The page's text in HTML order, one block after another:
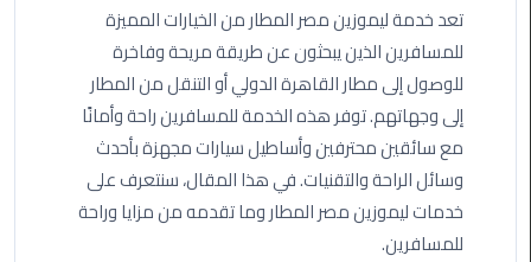
الاسكندرية
ليموزين
القاهرة
مطار
العرب
تعد خدمة ليموزين مصر المطار من الخيارات المميزة
للمسافرين الذين يبحثون عن طريقة مريحة وفاخرة
للوصول إلى مطار القاهرة الدولي أو التنقل من المطار
إلى وجهاتهم. توفر هذه الخدمة للمسافرين راحة وأمانًا
مع سائقين محترفين وأساطيل سيارات مجهزة بأحدث
وسائل الراحة والتقنيات. في هذا المقال، سنتعرف على
خدمات ليموزين مصر المطار وما تقدمه من مزايا وراحة
للمسافرين.